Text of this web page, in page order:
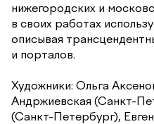
нижегородских и
в своих работах
описывая
и порталов.
Художники: Ольга
Андржиевская (Санкт-
(Санкт-Петербург),